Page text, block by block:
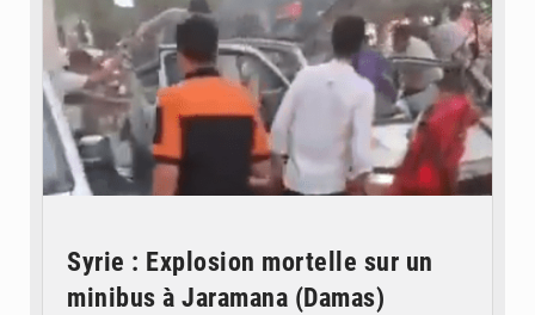
Syrie : Explosion mortelle sur un
minibus à Jaramana (Damas)